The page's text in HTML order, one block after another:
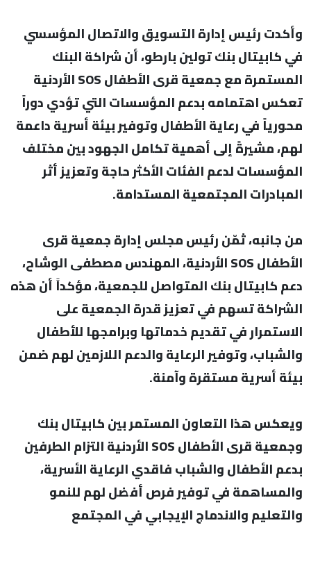
وأكدت رئيس إدارة التسويق والاتصال المؤسسي
في كابيتال بنك تولين بارطو، أن شراكة البنك
المستمرة مع جمعية قرى الأطفال SOS الأردنية
تعكس اهتمامه بدعم المؤسسات التي تؤدي دوراً
محورياً في رعاية الأطفال وتوفير بيئة أسرية داعمة
لهم، مشيرةً إلى أهمية تكامل الجهود بين مختلف
المؤسسات لدعم الفئات الأكثر حاجة وتعزيز أثر
المبادرات المجتمعية المستدامة.
من جانبه، ثمّن رئيس مجلس إدارة جمعية قرى
الأطفال SOS الأردنية، المهندس مصطفى الوشاح،
دعم كابيتال بنك المتواصل للجمعية، مؤكداً أن هذه
الشراكة تسهم في تعزيز قدرة الجمعية على
الاستمرار في تقديم خدماتها وبرامجها للأطفال
والشباب، وتوفير الرعاية والدعم اللازمين لهم ضمن
بيئة أسرية مستقرة وآمنة.
ويعكس هذا التعاون المستمر بين كابيتال بنك
وجمعية قرى الأطفال SOS الأردنية التزام الطرفين
بدعم الأطفال والشباب فاقدي الرعاية الأسرية،
والمساهمة في توفير فرص أفضل لهم للنمو
والتعليم والاندماج الإيجابي في المجتمع